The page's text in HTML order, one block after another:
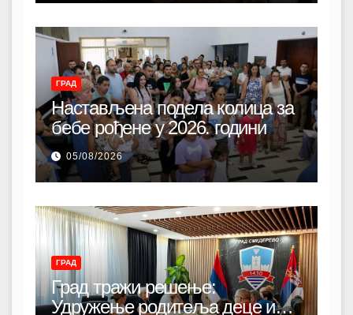
ГРАД
Настављена подела колица за
бебе рођене у 2026. години
05/08/2026
ГРАД
Град тражи решење:
Удружење родитеља деце и